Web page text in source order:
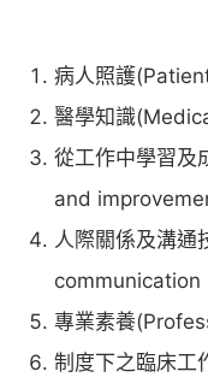
病人照護
醫學知識
從工作中學習
and
人際關係及溝
communication
專業素養
制度下之臨床